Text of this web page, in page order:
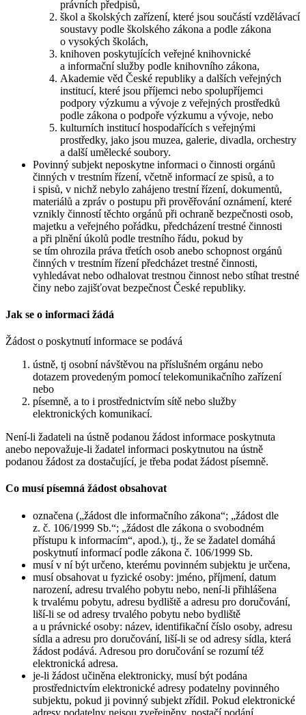
právních předpisů,
škol a školských zařízení, které jsou součástí vzdělávací
soustavy podle školského zákona a podle zákona
o vysokých školách,
knihoven poskytujících veřejné knihovnické
a informační služby podle knihovního zákona,
Akademie věd České republiky a dalších veřejných
institucí, které jsou příjemci nebo spolupříjemci
podpory výzkumu a vývoje z veřejných prostředků
podle zákona o podpoře výzkumu a vývoje, nebo
kulturních institucí hospodařících s veřejnými
prostředky, jako jsou muzea, galerie, divadla, orchestry
a další umělecké soubory.
Povinný subjekt neposkytne informaci o činnosti orgánů
činných v trestním řízení, včetně informací ze spisů, a to
i spisů, v nichž nebylo zahájeno trestní řízení, dokumentů,
materiálů a zpráv o postupu při prověřování oznámení, které
vznikly činností těchto orgánů při ochraně bezpečnosti osob,
majetku a veřejného pořádku, předcházení trestné činnosti
a při plnění úkolů podle trestního řádu, pokud by
se tím ohrozila práva třetích osob anebo schopnost orgánů
činných v trestním řízení předcházet trestné činnosti,
vyhledávat nebo odhalovat trestnou činnost nebo stíhat trestné
činy nebo zajišťovat bezpečnost České republiky.
Jak se o informaci žádá
Žádost o poskytnutí informace se podává
ústně, tj osobní návštěvou na příslušném orgánu nebo
dotazem provedeným pomocí telekomunikačního zařízení
nebo
písemně, a to i prostřednictvím sítě nebo služby
elektronických komunikací.
Není-li žadateli na ústně podanou žádost informace poskytnuta
anebo nepovažuje-li žadatel informaci poskytnutou na ústně
podanou žádost za dostačující, je třeba podat žádost písemně.
Co musí písemná žádost obsahovat
označena („žádost dle informačního zákona“; „žádost dle
z. č. 106/1999 Sb.“; „žádost dle zákona o svobodném
přístupu k informacím“, apod.), tj., že se žadatel domáhá
poskytnutí informací podle zákona č. 106/1999 Sb.
musí v ní být určeno, kterému povinném subjektu je určena,
musí obsahovat u fyzické osoby: jméno, příjmení, datum
narození, adresu trvalého pobytu nebo, není-li přihlášena
k trvalému pobytu, adresu bydliště a adresu pro doručování,
liší-li se od adresy trvalého pobytu nebo bydliště
a u právnické osoby: název, identifikační číslo osoby, adresu
sídla a adresu pro doručování, liší-li se od adresy sídla, která
žádost podává. Adresou pro doručování se rozumí též
elektronická adresa.
je-li žádost učiněna elektronicky, musí být podána
prostřednictvím elektronické adresy podatelny povinného
subjektu, pokud ji povinný subjekt zřídil. Pokud elektronické
adresy podatelny nejsou zveřejněny, postačí podání